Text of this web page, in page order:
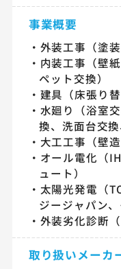
事業概要
外装工事（塗
内装工事（壁
ペット交換）
建具（床張り
水廻り（浴室
換、洗面台交換
大工工事（壁
オール電化（
ュート）
太陽光発電（
ジージャパン、
外装劣化診断（
取り扱いメーカ